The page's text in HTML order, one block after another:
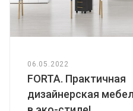
06.05.2022
FORTA. Практичная
дизайнерская